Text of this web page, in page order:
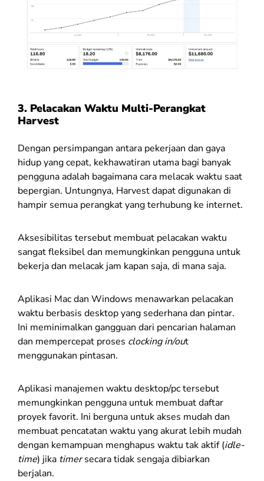
3. Pelacakan Waktu Multi-Perangkat
Harvest
Dengan persimpangan antara pekerjaan dan gaya
hidup yang cepat, kekhawatiran utama bagi banyak
pengguna adalah bagaimana cara melacak waktu saat
bepergian. Untungnya, Harvest dapat digunakan di
hampir semua perangkat yang terhubung ke internet.
Aksesibilitas tersebut membuat pelacakan waktu
sangat fleksibel dan memungkinkan pengguna untuk
bekerja dan melacak jam kapan saja, di mana saja.
Aplikasi Mac dan Windows menawarkan pelacakan
waktu berbasis desktop yang sederhana dan pintar.
Ini meminimalkan gangguan dari pencarian halaman
dan mempercepat proses clocking in/out
menggunakan pintasan.
Aplikasi manajemen waktu desktop/pc tersebut
memungkinkan pengguna untuk membuat daftar
proyek favorit. Ini berguna untuk akses mudah dan
membuat pencatatan waktu yang akurat lebih mudah
dengan kemampuan menghapus waktu tak aktif (idle-
time) jika timersecara tidak sengaja dibiarkan
berjalan.